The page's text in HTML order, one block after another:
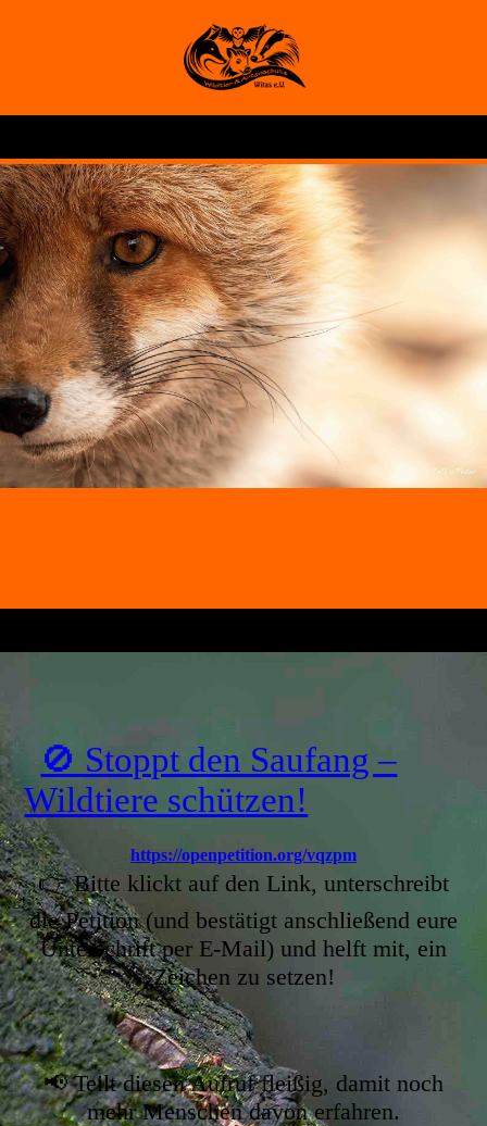
🚫 Stoppt den Saufang –
Wildtiere schützen!
https://openpetition.org/vqzpm
👉 Bitte klickt auf den Link, unterschreibt
die Petition (und bestätigt anschließend eure
Unterschrift per E-Mail) und helft mit, ein
Zeichen zu setzen!
📢 Teilt diesen Aufruf fleißig, damit noch
mehr Menschen davon erfahren.